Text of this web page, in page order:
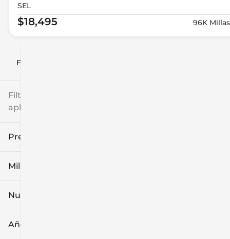
Filtrar por
Filtros
aplicados
Precio
Millaje
Nuevo o usado
Año
SEL
$18,495 96K Millas